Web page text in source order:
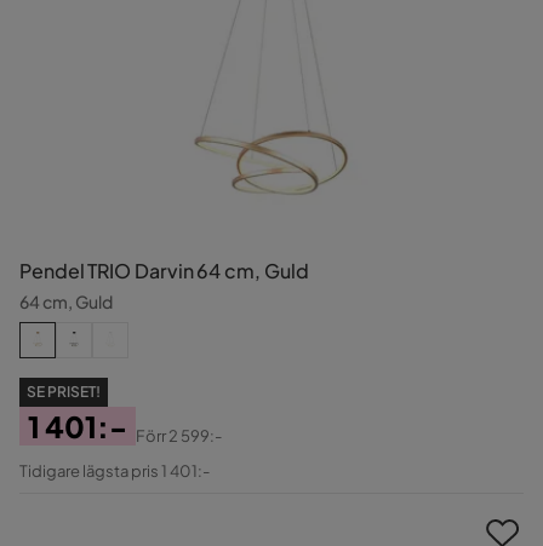
Pendel TRIO Darvin 64 cm, Guld
64 cm, Guld
SE PRISET!
Pris
1 401:-
Original
Förr2 599:-
Tidigare lägsta pris 1 401:-